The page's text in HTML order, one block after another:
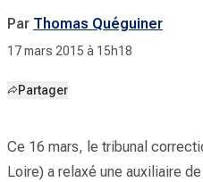
Par Thomas Quéguiner
17 mars 2015 à 15h18
Partager
Ce 16 mars, le tribunal
Loire) a relaxé une auxiliaire